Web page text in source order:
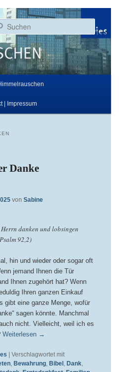
Kirche in Essen
| Impressum
Danke
von Sabine
danken und lobsingen
92,2)
hin und wieder oder sogar oft
jemand Ihnen die Tür
Ihnen zugehört hat? Wenn
Ihren ganzen Einkauf
gibt eine ganze Menge, wofür
sagen könnte. Manchmal
nicht. Vielleicht, weil ich es
Weiterlesen →
Verschlagwortet mit
, Bewahrung, Bibel , Dank,